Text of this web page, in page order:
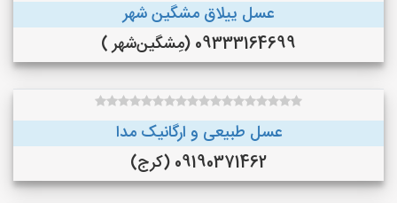
عسل ییلاق مشگین شهر
09333164699 (مِشگین‌شهر )
عسل طبیعی و ارگانیک مدا
09190371462 (کرج)